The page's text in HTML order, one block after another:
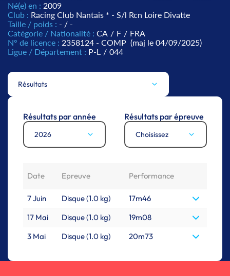
Né(e) en : 2009
Club : Racing Club Nantais * - S/l Rcn Loire Divatte
Taille / poids : - / -
Catégorie / Nationalité : CA / F / FRA
N° de licence : 2358124 - COMP (maj le 04/09/2025)
Ligue / Département : P-L / 044
Résultats
Résultats par année
2026
Résultats par épreuve
Choisissez
Date Epreuve Performance
7 Juin Disque (1.0 kg)
17m46
17 Mai
Disque (1.0 kg)
19m08
3 Mai
Disque (1.0 kg) 20m73